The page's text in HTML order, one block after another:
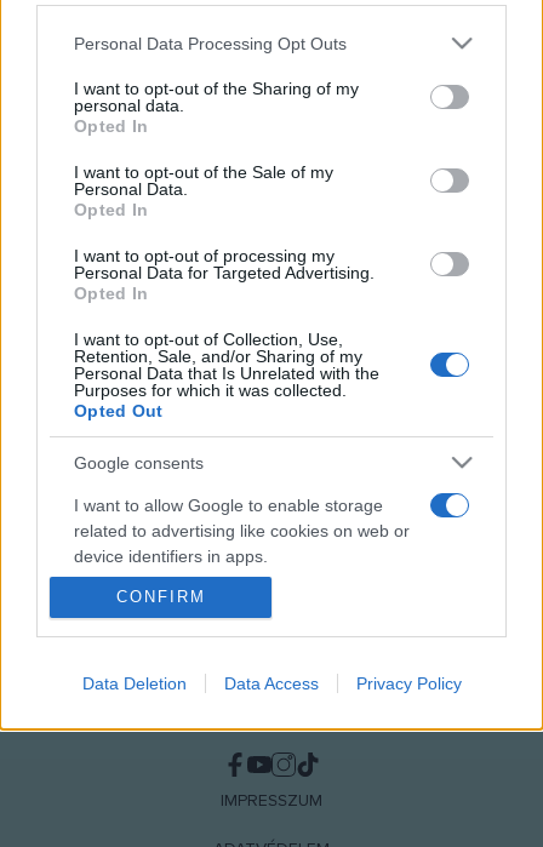
Please note that this website/app uses one or more Google
not limited to your visit or usage behaviour. You may click to
grant or deny consent to Google and its third-party tags to
use your data for below specified purposes in below Google
consent section.
Personal Data Processing Opt Outs
I want to opt-out of the Sharing of my
personal data.
Opted In
I want to opt-out of the Sale of my
Personal Data.
Opted In
I want to opt-out of processing my
Personal Data for Targeted Advertising.
Opted In
I want to opt-out of Collection, Use,
Retention, Sale, and/or Sharing of my
Personal Data that Is Unrelated with the
Purposes for which it was collected.
Opted Out
Google consents
I want to allow Google to enable storage
related to advertising like cookies on web or
device identifiers in apps.
I want to allow my user data to be sent to
Google for online advertising purposes.
I want to allow Google to send me
I want to allow Google to enable storage
related to analytics like cookies on web or
device identifiers in apps.
CONFIRM
Data Deletion Data Access Privacy Policy
évek swing-klasszikusai adják a program vázát, de helyet
kapnak e nagyívű zenei anyagban a funk, a jazzrock és a latin
melódiák is. Mindehhez dinamikus, szórakoztató, show-
elemekkel tarkított előadásmód társul.
(Budapest)
Latin est - a Chameleon Big Band koncertje)
MEGOSZTÁS
NÉPI
IMPRESSZUM